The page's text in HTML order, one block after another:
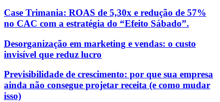
Case Trimania: ROAS de 5,30x e redução de 57%
no CAC com a estratégia do “Efeito Sábado”.
Desorganização em marketing e vendas: o custo
invisível que reduz lucro
Previsibilidade de crescimento: por que sua empresa
ainda não consegue projetar receita (e como mudar
isso)